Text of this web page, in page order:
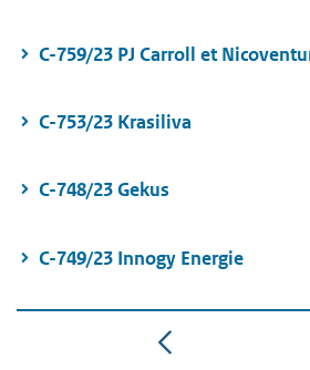
C-759/23 PJ Carroll et
C-753/23 Krasiliva
C-748/23 Gekus
C-749/23 Innogy Energie